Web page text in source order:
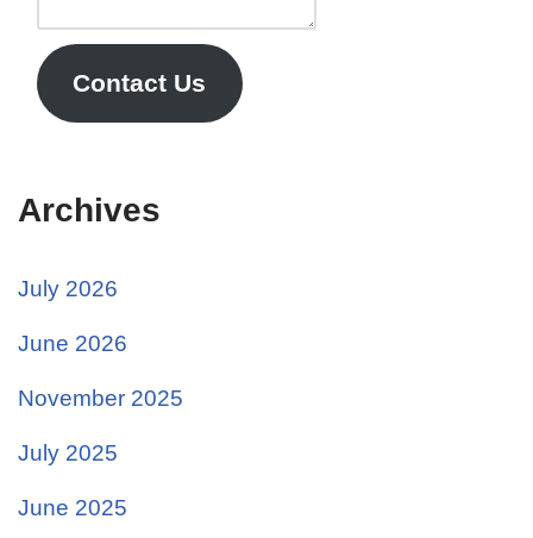
Contact Us
Archives
July 2026
June 2026
November 2025
July 2025
June 2025